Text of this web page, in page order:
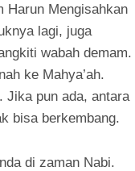
Harun Mengisahkan
lagi, juga
wabah demam.
ke Mahya’ah.
Jika pun ada, antara
bisa berkembang.
di zaman Nabi.